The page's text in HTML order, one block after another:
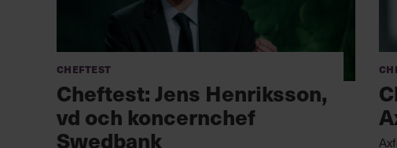
Cheftest
Cheftest: Jens Henriksson,
vd och koncernchef
Swedbank